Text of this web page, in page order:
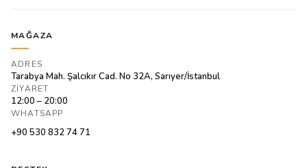
MAĞAZA
ADRES
Tarabya Mah. Şalcıkır Cad. No 32A, Sarıyer/İstanbul
ZIYARET
12:00 – 20:00
WHATSAPP
+90 530 832 74 71